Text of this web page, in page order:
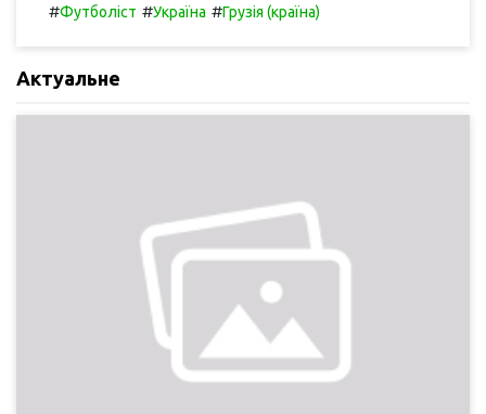
#Футболіст #Україна #Грузія (країна)
Актуальне